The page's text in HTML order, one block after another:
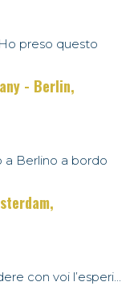
preso questo
- Berlin,
a Berlino a bordo
con voi l’esperi...